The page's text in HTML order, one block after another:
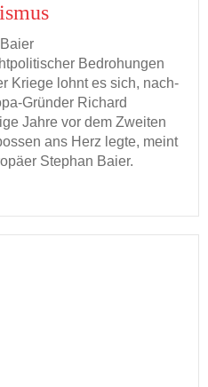
Be­dro­hun­gen
Krie­ge lohnt es sich, nach­
​Gründer Ri­chard
Jahre vor dem Zwei­ten
ans Herz legte, meint
Ste­phan Baier.